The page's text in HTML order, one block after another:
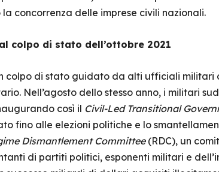
concorrenza delle imprese civili nazionali.
colpo di stato dell’ottobre 2021
colpo di stato guidato da alti ufficiali militari
Nell’agosto dello stesso anno, i militari
così il Civil-Led Transitional
fino alle elezioni politiche e lo
Dismantlement Committee(RDC), un
di partiti politici, esponenti militari e